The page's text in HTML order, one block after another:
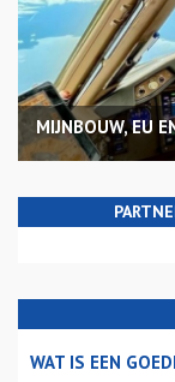
MIJNBOUW, EU
WAT IS EEN